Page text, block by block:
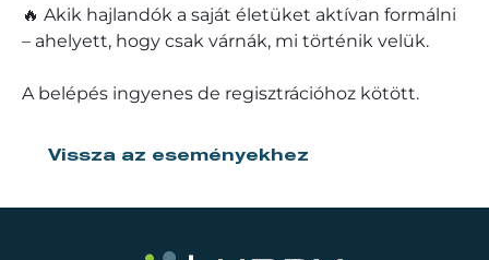
🔥 Akik hajlandók a saját életüket aktívan formálni
– ahelyett, hogy csak várnák, mi történik velük.
A belépés ingyenes de regisztrációhoz kötött.
Vissza az eseményekhez